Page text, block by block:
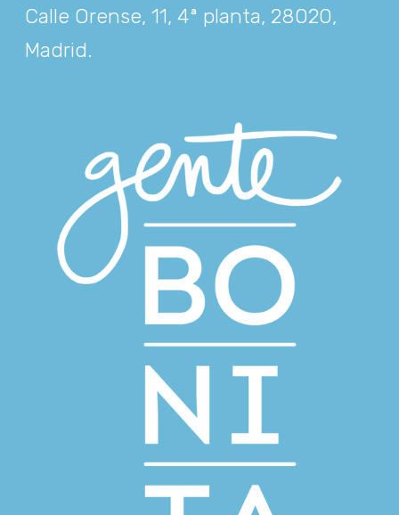
Calle Orense, 11, 4ª planta, 28020,
Madrid.